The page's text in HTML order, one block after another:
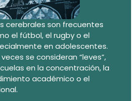
cerebrales son frecuentes
el fútbol, el rugby o el
en adolescentes.
se consideran “leves”,
en la concentración, la
académico o el